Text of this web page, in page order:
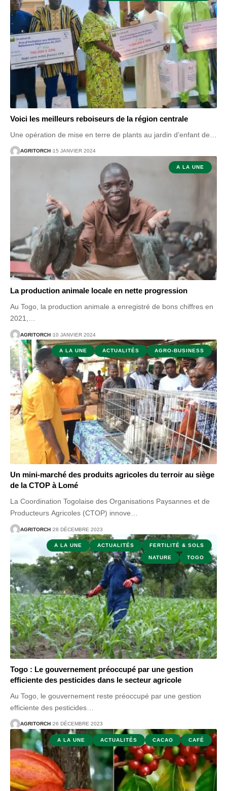
Voici les meilleurs reboiseurs de la région centrale
Une opération de mise en terre de plants au jardin d’enfant de
AGRITORCH 15 JANVIER 2024
A LA UNE
La production animale locale en nette progression
Au Togo, la production animale a enregistré de bons chiffres en
2021,…
AGRITORCH 10 JANVIER 2024
A LA UNE ACTUALITÉS AGRO-BUSINESS
Un mini-marché des produits agricoles du terroir au siège
de la CTOP à Lomé
La Coordination Togolaise des Organisations Paysannes et de
Producteurs Agricoles (CTOP) innove
AGRITORCH 28 DÉCEMBRE 2023
A LA UNE ACTUALITÉS FERTILITÉ & SOLS
NATURE TOGO
Togo : Le gouvernement préoccupé par une gestion
efficiente des pesticides dans le secteur agricole
Au Togo, le gouvernement reste préoccupé par une gestion
efficiente des pesticides
AGRITORCH 26 DÉCEMBRE 2023
A LA UNE ACTUALITÉS CACAO CAFÉ